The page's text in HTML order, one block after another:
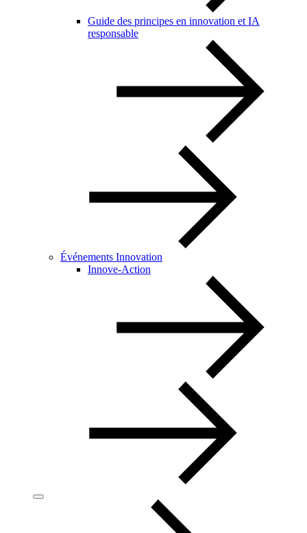
Guide des principes en innovation et IA
responsable
Événements Innovation
Innove-Action